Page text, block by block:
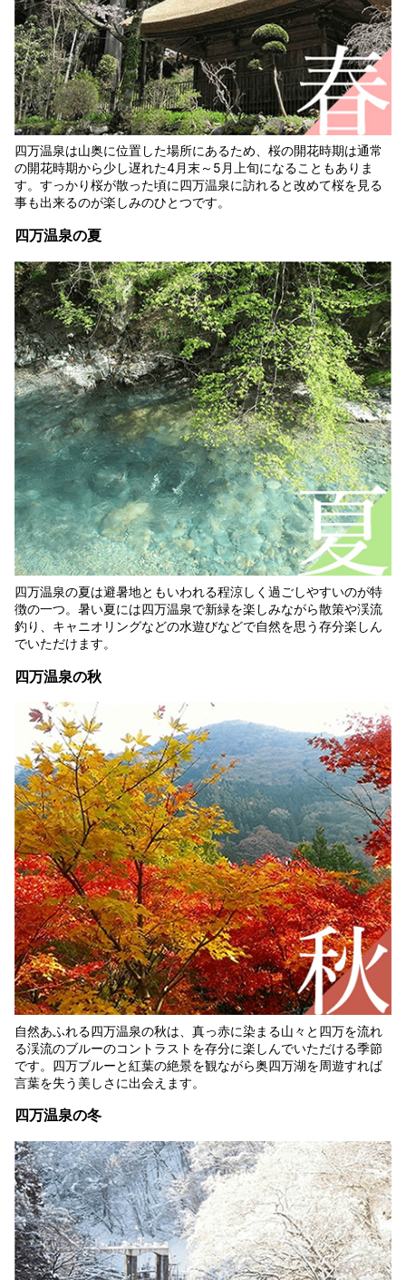
四万温泉は山奥に位置した場所にあるため、桜の開花時期は通常
の開花時期から少し遅れた4月末～5月上旬になることもありま
す。すっかり桜が散った頃に四万温泉に訪れると改めて桜を見る
事も出来るのが楽しみのひとつです。
四万温泉の夏
四万温泉の夏は避暑地ともいわれる程涼しく過ごしやすいのが特
徴の一つ。暑い夏には四万温泉で新緑を楽しみながら散策や渓流
釣り、キャニオリングなどの水遊びなどで自然を思う存分楽しん
でいただけます。
四万温泉の秋
自然あふれる四万温泉の秋は、真っ赤に染まる山々と四万を流れ
る渓流のブルーのコントラストを存分に楽しんでいただける季節
です。四万ブルーと紅葉の絶景を観ながら奥四万湖を周遊すれば
言葉を失う美しさに出会えます。
四万温泉の冬